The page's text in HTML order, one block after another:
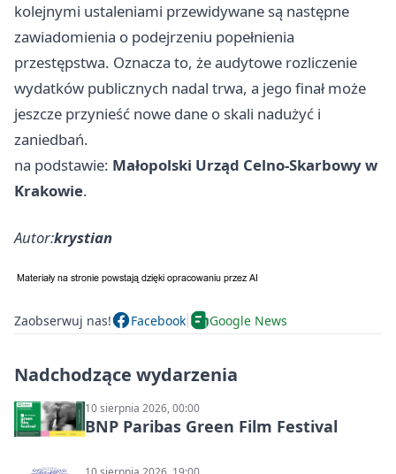
kolejnymi ustaleniami przewidywane są następne
zawiadomienia o podejrzeniu popełnienia
przestępstwa. Oznacza to, że audytowe rozliczenie
wydatków publicznych nadal trwa, a jego finał może
jeszcze przynieść nowe dane o skali nadużyć i
zaniedbań.
na podstawie: Małopolski Urząd Celno-Skarbowy w
Krakowie.
Autor:krystian
Zaobserwuj nas! Facebook Google News
Nadchodzące wydarzenia
10 sierpnia 2026, 00:00
BNP Paribas Green Film Festival